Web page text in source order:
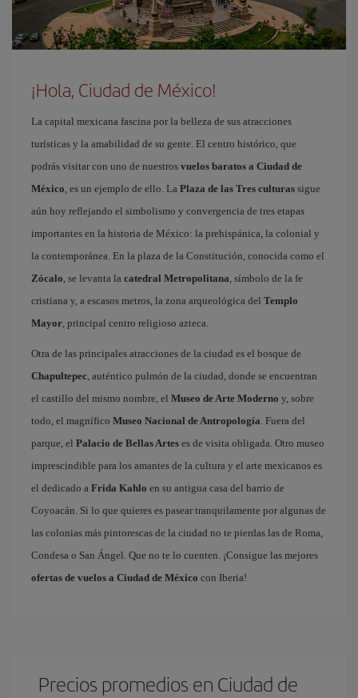
¡Hola, Ciudad de México!
La capital mexicana fascina por la belleza de sus atracciones
turísticas y la amabilidad de su gente. El centro histórico, que
podrás visitar con uno de nuestros vuelos baratos a Ciudad de
México, es un ejemplo de ello. La Plaza de las Tres culturas sigue
aún hoy reflejando el simbolismo y convergencia de tres etapas
importantes en la historia de México: la prehispánica, la colonial y
la contemporánea. En la plaza de la Constitución, conocida como el
Zócalo, se levanta la catedral Metropolitana, símbolo de la fe
cristiana y, a escasos metros, la zona arqueológica del Templo
Mayor, principal centro religioso azteca.
Otra de las principales atracciones de la ciudad es el bosque de
Chapultepec, auténtico pulmón de la ciudad, donde se encuentran
el castillo del mismo nombre, el Museo de Arte Moderno y, sobre
todo, el magnífico Museo Nacional de Antropología. Fuera del
parque, el Palacio de Bellas Artes es de visita obligada. Otro museo
imprescindible para los amantes de la cultura y el arte mexicanos es
el dedicado a Frida Kahlo en su antigua casa del barrio de
Coyoacán. Si lo que quieres es pasear tranquilamente por algunas de
las colonias más pintorescas de la ciudad no te pierdas las de Roma,
Condesa o San Ángel. Que no te lo cuenten. ¡Consigue las mejores
ofertas de vuelos a Ciudad de México con Iberia!
Precios promedios en Ciudad de